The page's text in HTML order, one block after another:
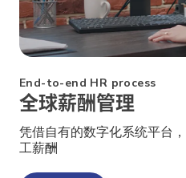
End-to-end HR process
全球薪酬管理
凭借自有的数字化系统平台
工薪酬